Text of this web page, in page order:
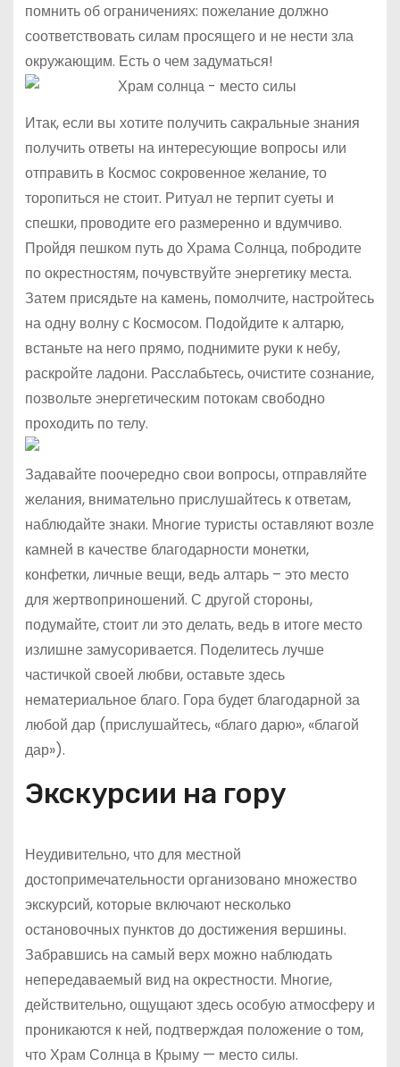
помнить об ограничениях: пожелание должно
соответствовать силам просящего и не нести зла
окружающим. Есть о чем задуматься!
Итак, если вы хотите получить сакральные знания
получить ответы на интересующие вопросы или
отправить в Космос сокровенное желание, то
торопиться не стоит. Ритуал не терпит суеты и
спешки, проводите его размеренно и вдумчиво.
Пройдя пешком путь до Храма Солнца, побродите
по окрестностям, почувствуйте энергетику места.
Затем присядьте на камень, помолчите, настройтесь
на одну волну с Космосом. Подойдите к алтарю,
встаньте на него прямо, поднимите руки к небу,
раскройте ладони. Расслабьтесь, очистите сознание,
позвольте энергетическим потокам свободно
проходить по телу.
Задавайте поочередно свои вопросы, отправляйте
желания, внимательно прислушайтесь к ответам,
наблюдайте знаки. Многие туристы оставляют возле
камней в качестве благодарности монетки,
конфетки, личные вещи, ведь алтарь – это место
для жертвоприношений. С другой стороны,
подумайте, стоит ли это делать, ведь в итоге место
излишне замусоривается. Поделитесь лучше
частичкой своей любви, оставьте здесь
нематериальное благо. Гора будет благодарной за
любой дар (прислушайтесь, «благо дарю», «благой
дар»).
Экскурсии на гору
Неудивительно, что для местной
достопримечательности организовано множество
экскурсий, которые включают несколько
остановочных пунктов до достижения вершины.
Забравшись на самый верх можно наблюдать
непередаваемый вид на окрестности. Многие,
действительно, ощущают здесь особую атмосферу и
проникаются к ней, подтверждая положение о том,
что Храм Солнца в Крыму — место силы.